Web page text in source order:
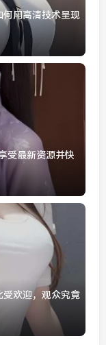
何用高清技术呈现
受最新资源并快
受欢迎，观众究竟